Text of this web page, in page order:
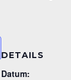
DETAILS
Datum: